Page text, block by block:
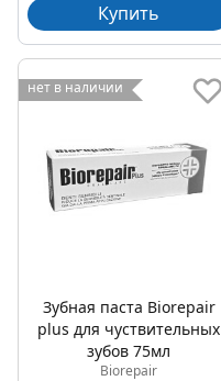
Купить
нет в наличии
Зубная паста Biorepair
plus для чуствительных
зубов 75мл
Biorepair